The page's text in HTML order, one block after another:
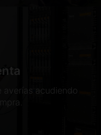
averías acudiendo